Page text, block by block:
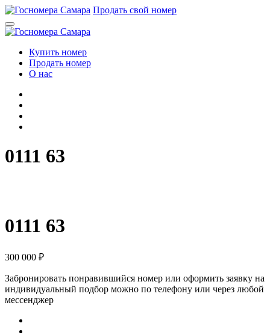
Перейти
к
содержимому
Продать свой номер
Купить номер
Продать номер
О нас
0111 63
0111 63
300 000 ₽
Забронировать понравившийся номер или оформить заявку на
индивидуальный подбор можно по телефону или через любой
мессенджер